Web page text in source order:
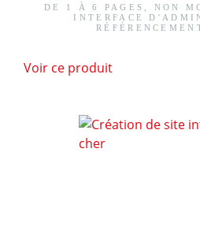
DE 1 À 6 PAGES, NON
INTERFACE
Voir ce produit